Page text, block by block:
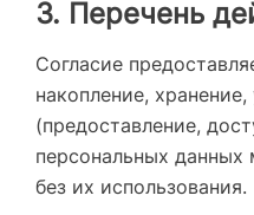
3. Перечень
Согласие
накопление,
(предоставление,
персональных данных
без их использования.